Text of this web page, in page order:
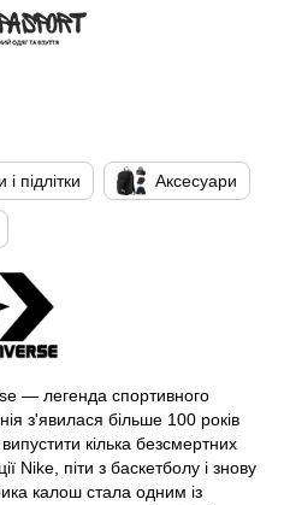
і підлітки Аксесуари
— легенда спортивного
з'явилася більше 100 років
кілька безсмертних
Nike, піти з баскетболу і знову
калош стала одним із